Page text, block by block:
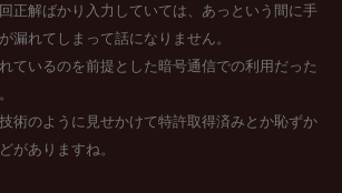
正解ばかり入力していては、あっという間に手
漏れてしまって話になりません。
ているのを前提とした暗号通信での利用だった
術のように見せかけて特許取得済みとか恥ずか
がありますね。